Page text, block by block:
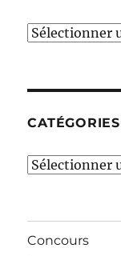
Ces
CATÉGORIES
Catégories
Concours